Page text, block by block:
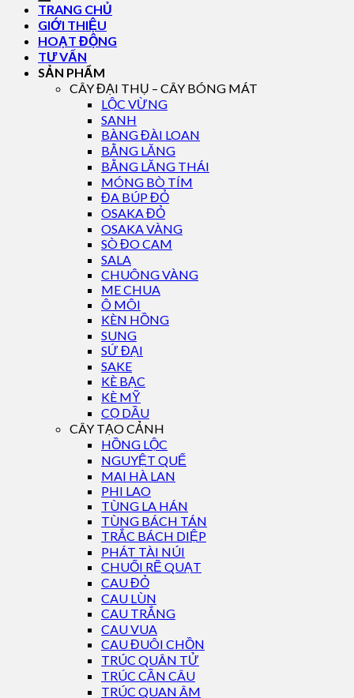
TRANG CHỦ
GIỚI THIỆU
HOẠT ĐỘNG
TƯ VẤN
SẢN PHẨM
CÂY ĐẠI THỤ – CÂY BÓNG MÁT
LỘC VỪNG
SANH
BÀNG ĐÀI LOAN
BẰNG LĂNG
BẰNG LĂNG THÁI
MÓNG BÒ TÍM
ĐA BÚP ĐỎ
OSAKA ĐỎ
OSAKA VÀNG
SÒ ĐO CAM
SALA
CHUÔNG VÀNG
ME CHUA
Ô MÔI
KÈN HỒNG
SUNG
SỨ ĐẠI
SAKE
KÈ BẠC
KÈ MỸ
CỌ DẦU
CÂY TẠO CẢNH
HỒNG LỘC
NGUYỆT QUẾ
MAI HÀ LAN
PHI LAO
TÙNG LA HÁN
TÙNG BÁCH TÁN
TRẮC BÁCH DIỆP
PHÁT TÀI NÚI
CHUỐI RẼ QUẠT
CAU ĐỎ
CAU LÙN
CAU TRẮNG
CAU VUA
CAU ĐUÔI CHỒN
TRÚC QUÂN TỬ
TRÚC CẦN CÂU
TRÚC QUAN ÂM